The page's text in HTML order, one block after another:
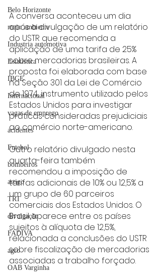
Belo Horizonte
meio ambiente
Industria automotiva
Estatística
IBGE
Internacional
vagas de emprego
acidentes
Futebol
bombeiros
artigo
TRT
divulgação
FADIVA
agro
OAB Varginha
A conversa aconteceu um dia
após a divulgação de um relatório
do USTR que recomenda a
aplicação de uma tarifa de 25%
sobre mercadorias brasileiras. A
proposta foi elaborada com base
na Seção 301 da Lei de Comércio
de 1974, instrumento utilizado pelos
Estados Unidos para investigar
práticas consideradas prejudiciais
ao comércio norte-americano.
Outro relatório divulgado nesta
quarta-feira também
recomendou a imposição de
tarifas adicionais de 10% ou 12,5% a
um grupo de 60 parceiros
comerciais dos Estados Unidos. O
Brasil aparece entre os países
sujeitos à alíquota de 12,5%,
relacionada a conclusões do USTR
sobre fiscalização de mercadorias
associadas a trabalho forçado.